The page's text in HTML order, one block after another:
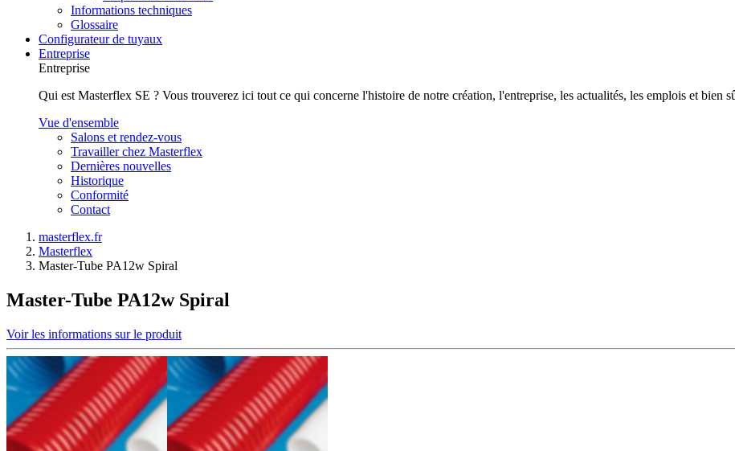
Informations techniques
Glossaire
Configurateur de tuyaux
Entreprise
Entreprise
Qui est Masterflex SE ? Vous trouverez ici tout ce qui concerne l'histoire de notre création, l'entreprise, les actualités, les emplois et bien
Vue d'ensemble
Salons et rendez-vous
Travailler chez Masterflex
Dernières nouvelles
Historique
Conformité
Contact
masterflex.fr
Masterflex
Master-Tube PA12w Spiral
Master-Tube PA12w Spiral
Voir les informations sur le produit